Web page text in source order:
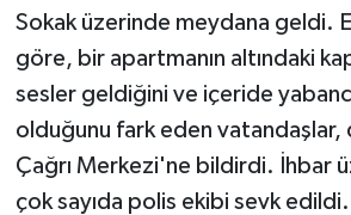
Sokak üzerinde meydana geldi.
göre, bir apartmanın altındaki
sesler geldiğini ve içeride
olduğunu fark eden vatandaşlar,
Çağrı Merkezi'ne bildirdi. İhbar
çok sayıda polis ekibi sevk edildi.